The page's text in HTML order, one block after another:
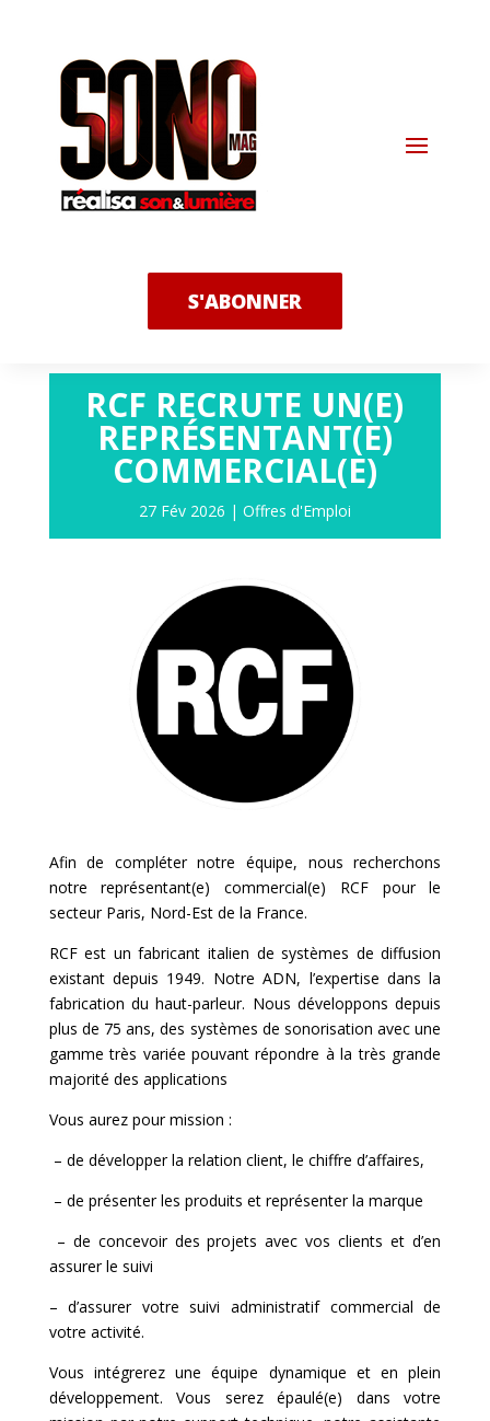
S'ABONNER
RCF RECRUTE UN(E)
REPRÉSENTANT(E)
COMMERCIAL(E)
27 Fév 2026 | Offres d'Emploi
Afin de compléter notre équipe, nous recherchons
notre représentant(e) commercial(e) RCF pour le
secteur Paris, Nord-Est de la France.
RCF est un fabricant italien de systèmes de diffusion
existant depuis 1949. Notre ADN, l’expertise dans la
fabrication du haut-parleur. Nous développons depuis
plus de 75 ans, des systèmes de sonorisation avec une
gamme très variée pouvant répondre à la très grande
majorité des applications
Vous aurez pour mission :
– de développer la relation client, le chiffre d’affaires,
– de présenter les produits et représenter la marque
– de concevoir des projets avec vos clients et d’en
assurer le suivi
– d’assurer votre suivi administratif commercial de
votre activité.
Vous intégrerez une équipe dynamique et en plein
développement. Vous serez épaulé(e) dans votre